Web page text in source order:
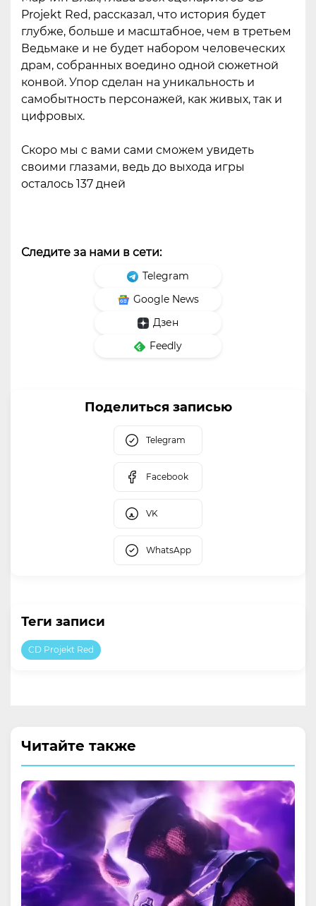
Projekt Red, рассказал, что история будет
глубже, больше и масштабное, чем в третьем
Ведьмаке и не будет набором человеческих
драм, собранных воедино одной сюжетной
конвой. Упор сделан на уникальность и
самобытность персонажей, как живых, так и
цифровых.
Скоро мы с вами сами сможем увидеть
своими глазами, ведь до выхода игры
осталось 137 дней
Следите за нами в сети:
Telegram
Google News
Дзен
Feedly
Поделиться записью
Telegram
Facebook
VK
WhatsApp
Теги записи
CD Projekt Red
Читайте также